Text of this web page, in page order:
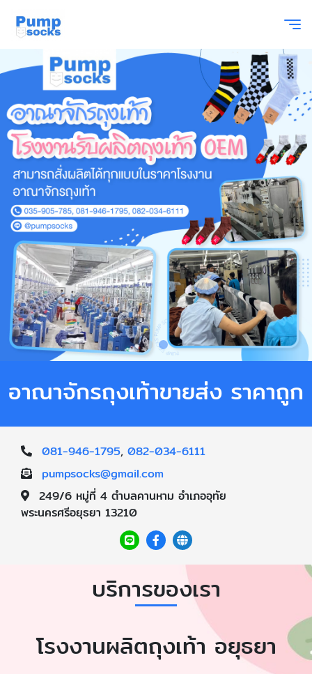
อาณาจักรถุงเท้าขายส่ง ราคาถูก
081-946-1795, 082-034-6111
pumpsocks@gmail.com
249/6 หมู่ที่ 4 ตำบลคานหาม อำเภออุทัย
พระนครศรีอยุธยา 13210
บริการของเรา
โรงงานผลิตถุงเท้า อยุธยา